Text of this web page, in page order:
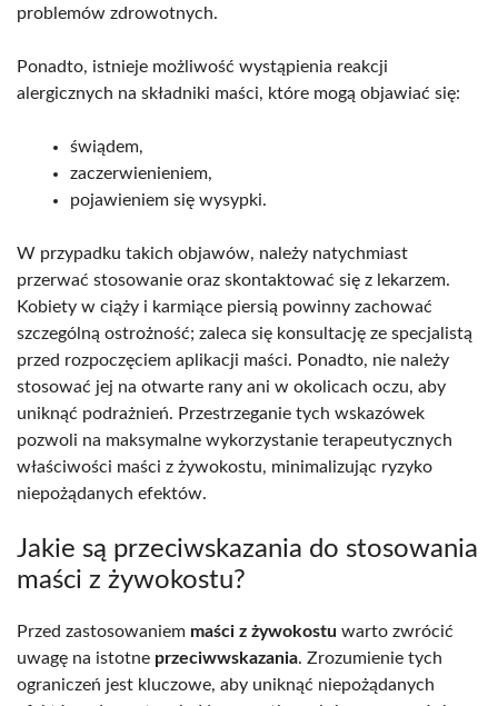
problemów zdrowotnych.
Ponadto, istnieje możliwość wystąpienia reakcji
alergicznych na składniki maści, które mogą objawiać się:
świądem,
zaczerwienieniem,
pojawieniem się wysypki.
W przypadku takich objawów, należy natychmiast
przerwać stosowanie oraz skontaktować się z lekarzem.
Kobiety w ciąży i karmiące piersią powinny zachować
szczególną ostrożność; zaleca się konsultację ze specjalistą
przed rozpoczęciem aplikacji maści. Ponadto, nie należy
stosować jej na otwarte rany ani w okolicach oczu, aby
uniknąć podrażnień. Przestrzeganie tych wskazówek
pozwoli na maksymalne wykorzystanie terapeutycznych
właściwości maści z żywokostu, minimalizując ryzyko
niepożądanych efektów.
Jakie są przeciwskazania do stosowania
maści z żywokostu?
Przed zastosowaniem maści z żywokostu warto zwrócić
uwagę na istotne przeciwwskazania. Zrozumienie tych
ograniczeń jest kluczowe, aby uniknąć niepożądanych